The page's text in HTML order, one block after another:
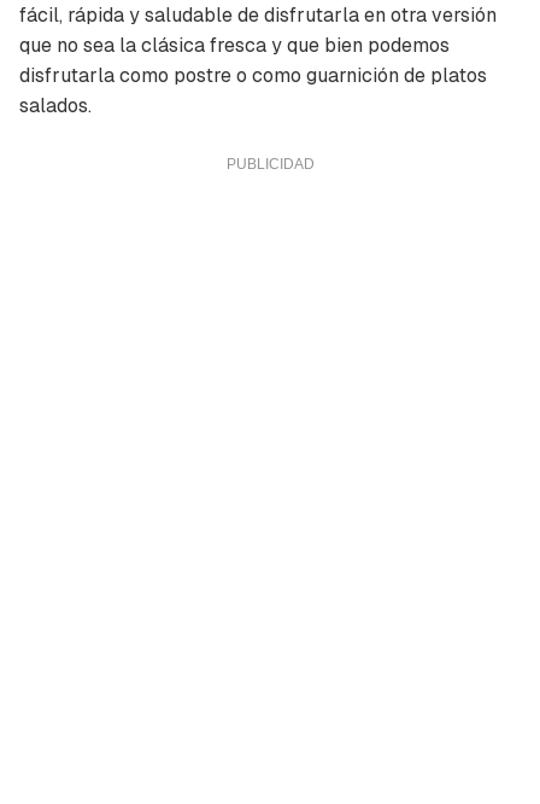
fácil, rápida y saludable de disfrutarla en otra versión
que no sea la clásica fresca y que bien podemos
disfrutarla como postre o como guarnición de platos
salados.